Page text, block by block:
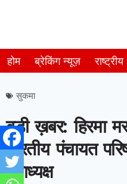
होम ब्रेकिंग न्यूज़ राष्ट्रीय
सुकमा
बड़ी ख़बर: हिरमा
भारतीय पंचायत
उपाध्यक्ष